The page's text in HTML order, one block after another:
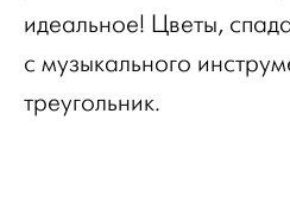
идеальное! Цветы,
с музыкального
треугольник.